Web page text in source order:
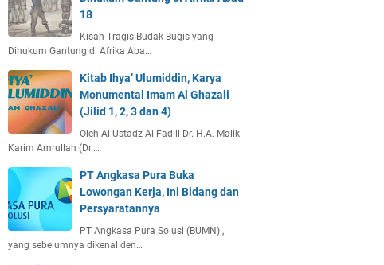
18
Kisah Tragis Budak Bugis yang
Dihukum Gantung di Afrika Aba…
Kitab Ihya’ Ulumiddin, Karya
Monumental Imam Al Ghazali
(Jilid 1, 2, 3 dan 4)
Oleh Al-Ustadz Al-Fadlil Dr. H.A. Malik
Karim Amrullah (Dr.…
PT Angkasa Pura Buka
Lowongan Kerja, Ini Bidang dan
Persyaratannya
PT Angkasa Pura Solusi (BUMN) ,
yang sebelumnya dikenal den…